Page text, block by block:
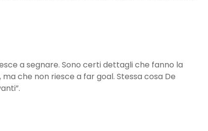
a segnare. Sono certi dettagli che fanno la
che non riesce a far goal. Stessa cosa De